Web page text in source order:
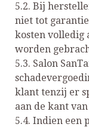
5.2. Bij
niet tot
kosten volledig
worden
5.3. Salon
klant tenzij er
aan de kant
5.4. Indien een